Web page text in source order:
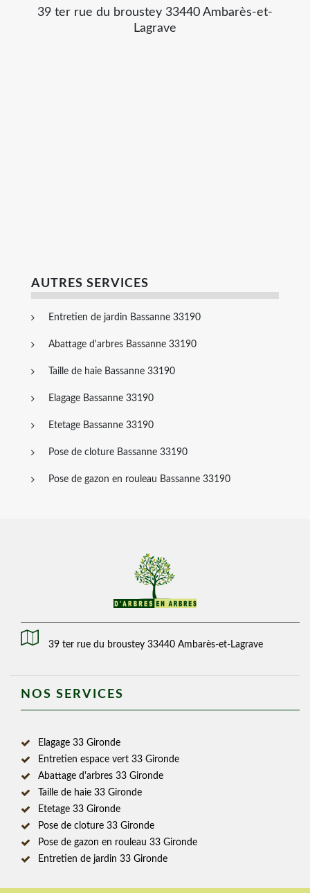
39 ter rue du broustey 33440 Ambarès-et-
Lagrave
AUTRES SERVICES
Entretien de jardin Bassanne 33190
Abattage d'arbres Bassanne 33190
Taille de haie Bassanne 33190
Elagage Bassanne 33190
Etetage Bassanne 33190
Pose de cloture Bassanne 33190
Pose de gazon en rouleau Bassanne 33190
39 ter rue du broustey 33440 Ambarès-et-Lagrave
NOS SERVICES
Elagage 33 Gironde
Entretien espace vert 33 Gironde
Abattage d'arbres 33 Gironde
Taille de haie 33 Gironde
Etetage 33 Gironde
Pose de cloture 33 Gironde
Pose de gazon en rouleau 33 Gironde
Entretien de jardin 33 Gironde